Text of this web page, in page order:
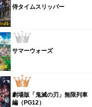
侍タイムスリッパー
サマーウォーズ
劇場版「鬼滅の刃」無限列車
編（PG12）